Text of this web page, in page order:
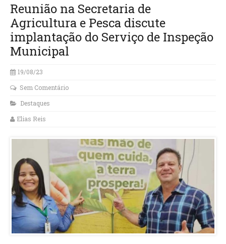
Reunião na Secretaria de
Agricultura e Pesca discute
implantação do Serviço de Inspeção
Municipal
19/08/23
Sem Comentário
Destaques
Elias Reis